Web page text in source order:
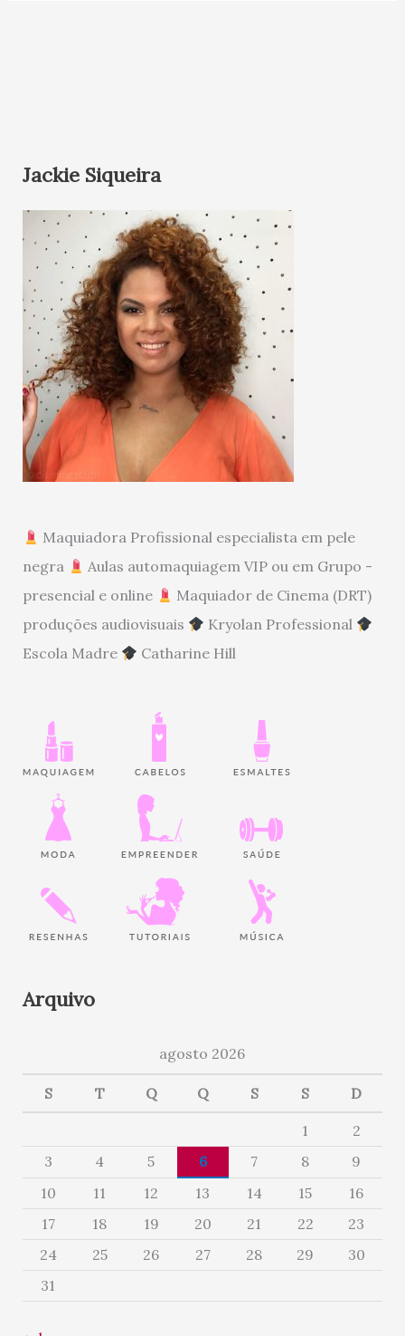
Jackie Siqueira
Maquiadora Profissional especialista em pele
negra
Aulas automaquiagem VIP ou em Grupo -
presencial e online
Maquiador de Cinema (DRT)
produções audiovisuais
Kryolan Professional
Escola Madre
Catharine Hill
Arquivo
agosto 2026
S T Q Q S S D
1
2
3
4 5 6 7 8
9
10
11 12 13 14 15
16
17
18 19 20 21 22
23
24
25 26 27 28 29
30
31